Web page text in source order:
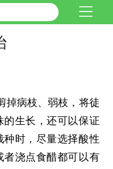
掉病枝、弱枝，将徒
生长，还可以保证
时，尽量选择酸性
者浇点食醋都可以有